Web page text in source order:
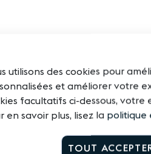
utilisons des cookies pour
et améliorer votre
facultatifs ci-dessous,
en savoir plus, lisez la politique
TOUT